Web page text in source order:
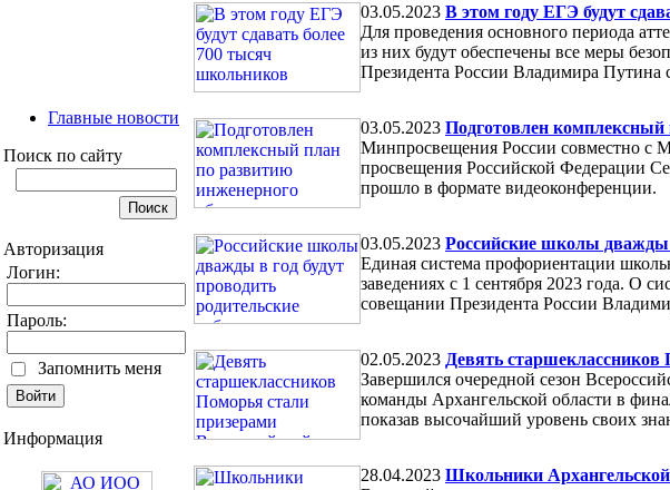
Главные новости
Поиск по сайту
Авторизация
Логин:
Пароль:
Запомнить меня
Информация
03.05.2023 В этом году ЕГЭ будут
Для проведения основного периода
из них будут обеспечены все меры
Президента России Владимира Путина
03.05.2023 Подготовлен комплексный
Минпросвещения России совместно с
просвещения Российской Федерации
прошло в формате видеоконференции.
03.05.2023 Российские школы дважды
Единая система профориентации
заведениях с 1 сентября 2023 года. О
совещании Президента России
02.05.2023 Девять
Завершился очередной сезон
команды Архангельской области в
показав высочайший уровень своих
28.04.2023 Школьники Архангельской